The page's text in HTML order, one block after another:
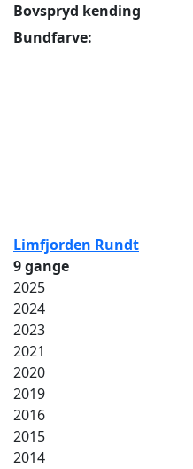
Bovspryd kending
Bundfarve:
Limfjorden Rundt
9 gange
2025
2024
2023
2021
2020
2019
2016
2015
2014